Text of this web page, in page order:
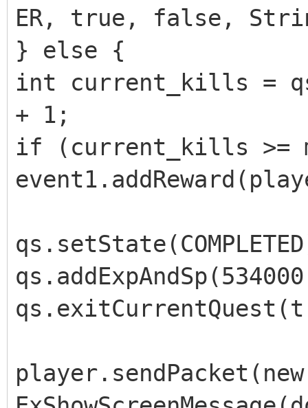
ER, true, false,
} else {
int current_kills =
+ 1;
if (current_kills >=
player.sendPacket(new